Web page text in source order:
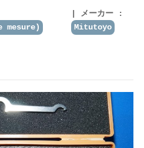
mesure)
メーカー :
Mitutoyo